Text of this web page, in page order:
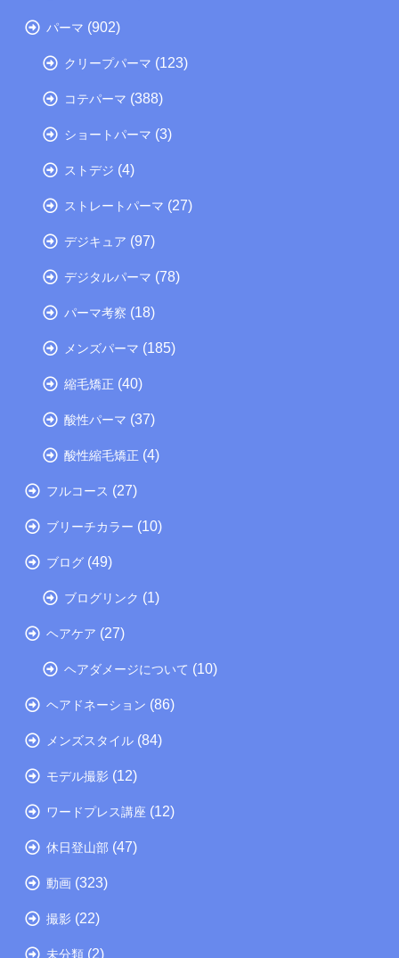
パーマ (902)
クリープパーマ (123)
コテパーマ (388)
ショートパーマ (3)
ストデジ (4)
ストレートパーマ (27)
デジキュア (97)
デジタルパーマ (78)
パーマ考察 (18)
メンズパーマ (185)
縮毛矯正 (40)
酸性パーマ (37)
酸性縮毛矯正 (4)
フルコース (27)
ブリーチカラー (10)
ブログ (49)
ブログリンク (1)
ヘアケア (27)
ヘアダメージについて (10)
ヘアドネーション (86)
メンズスタイル (84)
モデル撮影 (12)
ワードプレス講座 (12)
休日登山部 (47)
動画 (323)
撮影 (22)
未分類 (2)